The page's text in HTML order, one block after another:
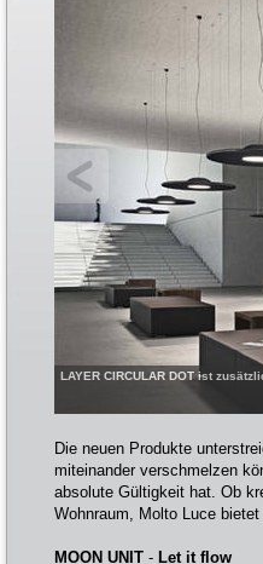
LAYER CIRCULAR DOT ist
Die neuen Produkte
miteinander verschmelzen
absolute Gültigkeit hat. Ob
Wohnraum, Molto Luce
MOON UNIT - Let it flow